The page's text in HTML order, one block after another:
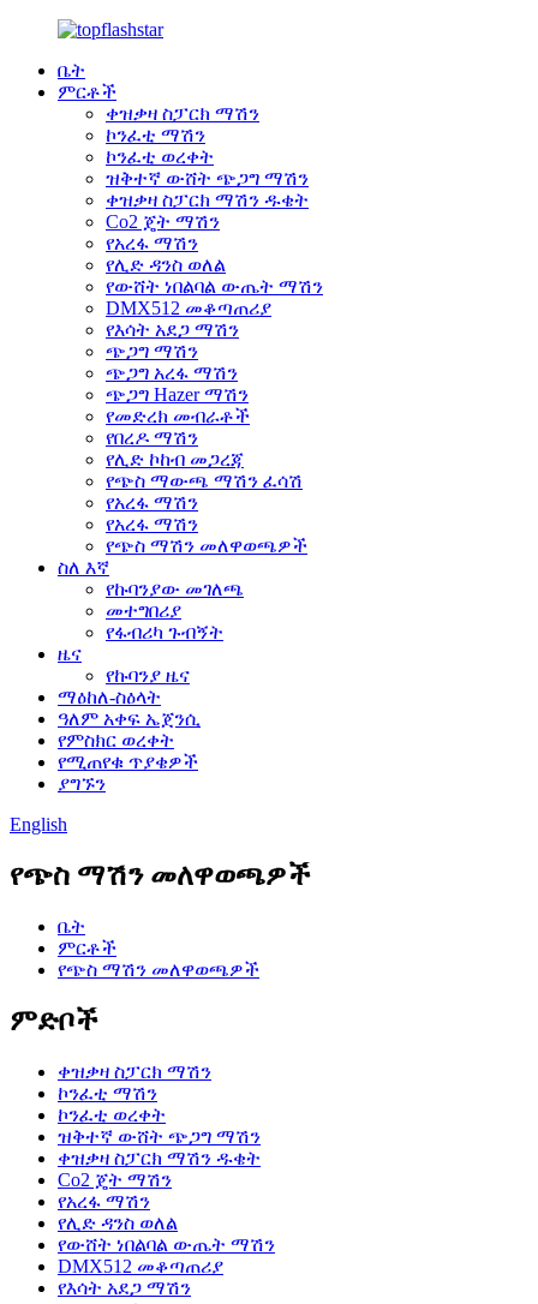
ቤት
ምርቶች
ቀዝቃዛ ስፓርክ ማሽን
ኮንፈቲ ማሽን
ኮንፈቲ ወረቀት
ዝቅተኛ ውሸት ጭጋግ ማሽን
ቀዝቃዛ ስፓርክ ማሽን ዱቄት
Co2 ጄት ማሽን
የአረፋ ማሽን
የሊድ ዳንስ ወለል
የውሸት ነበልባል ውጤት ማሽን
DMX512 መቆጣጠሪያ
የእሳት አደጋ ማሽን
ጭጋግ ማሽን
ጭጋግ አረፋ ማሽን
ጭጋግ Hazer ማሽን
የመድረክ መብራቶች
የበረዶ ማሽን
የሊድ ኮከብ መጋረጃ
የጭስ ማውጫ ማሽን ፈሳሽ
የአረፋ ማሽን
የአረፋ ማሽን
የጭስ ማሽን መለዋወጫዎች
ስለ እኛ
የኩባንያው መገለጫ
መተግበሪያ
የፋብሪካ ጉብኝት
ዜና
የኩባንያ ዜና
ማዕከለ-ስዕላት
ዓለም አቀፍ ኤጀንሲ
የምስክር ወረቀት
የሚጠየቁ ጥያቄዎች
ያግኙን
English
የጭስ ማሽን መለዋወጫዎች
ቤት
ምርቶች
የጭስ ማሽን መለዋወጫዎች
ምድቦች
ቀዝቃዛ ስፓርክ ማሽን
ኮንፈቲ ማሽን
ኮንፈቲ ወረቀት
ዝቅተኛ ውሸት ጭጋግ ማሽን
ቀዝቃዛ ስፓርክ ማሽን ዱቄት
Co2 ጄት ማሽን
የአረፋ ማሽን
የሊድ ዳንስ ወለል
የውሸት ነበልባል ውጤት ማሽን
DMX512 መቆጣጠሪያ
የእሳት አደጋ ማሽን